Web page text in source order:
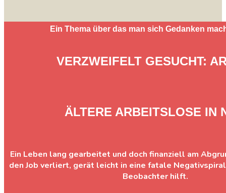
Ein Thema über das man sich Gedanken
VERZWEIFELT GESUCHT:
ÄLTERE ARBEITSLOSE IN
Ein Leben lang gearbeitet und doch finanziell am
den Job verliert, gerät leicht in eine fatale
Beobachter hilft.